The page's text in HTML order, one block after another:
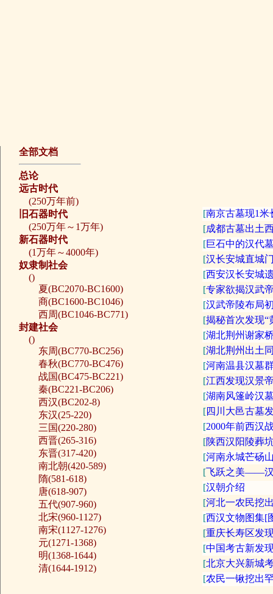
全部文档
总论
远古时代
(250万年前)
旧石器时代
(250万年～1万年)
新石器时代
(1万年～4000年)
奴隶制社会
()
夏(BC2070-BC1600)
商(BC1600-BC1046)
西周(BC1046-BC771)
封建社会
()
东周(BC770-BC256)
春秋(BC770-BC476)
战国(BC475-BC221)
秦(BC221-BC206)
西汉(BC202-8)
东汉(25-220)
三国(220-280)
西晋(265-316)
东晋(317-420)
南北朝(420-589)
隋(581-618)
唐(618-907)
五代(907-960)
北宋(960-1127)
南宋(1127-1276)
元(1271-1368)
明(1368-1644)
清(1644-1912)
[南京古墓现1
[成都古墓出土
[巨石中的汉代
[汉长安城直城
[西安汉长安城
[专家欲揭汉武
[汉武帝陵布局
[揭秘首次发现“
[湖北荆州谢家
[湖北荆州出土
[河南温县汉墓
[江西发现汉景
[湖南风篷岭汉
[四川大邑古墓
[2000年前西汉
[陕西汉阳陵葬
[河南永城芒砀
[飞跃之美——
[汉朝介绍
[河北一农民挖
[西汉文物图集[
[重庆长寿区发
[中国考古新发
[北京大兴新城
[农民一锹挖出